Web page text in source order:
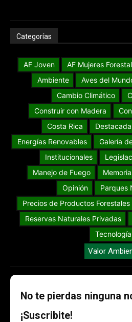
Categorías
AF Joven AF Mujeres
Ambiente
Aves del
Cambio Climático
Construir con Madera
Costa Rica
Energías Renovables
Galería
Institucionales
Manejo de Fuego
Opinión
Parques
Precios de Productos Forestales
Reservas Naturales Privadas
Valor
No te pierdas ninguna
¡Suscribite!